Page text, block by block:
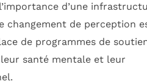
d’une
changement de perception
de programmes de
santé mentale et leur